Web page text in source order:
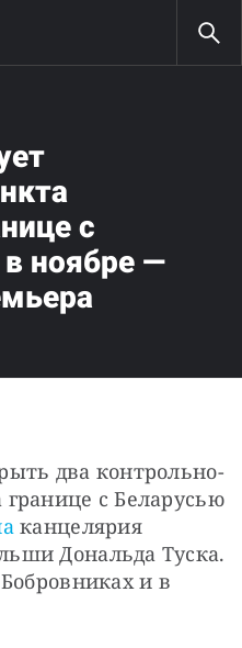
с
ноябре —
два контрольно-
с Беларусью
канцелярия
Дональда Туска.
и в